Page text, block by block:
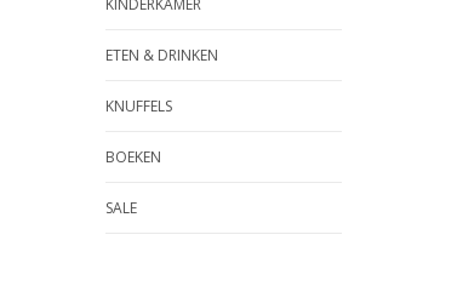
KINDERKAMER
ETEN & DRINKEN
KNUFFELS
BOEKEN
SALE